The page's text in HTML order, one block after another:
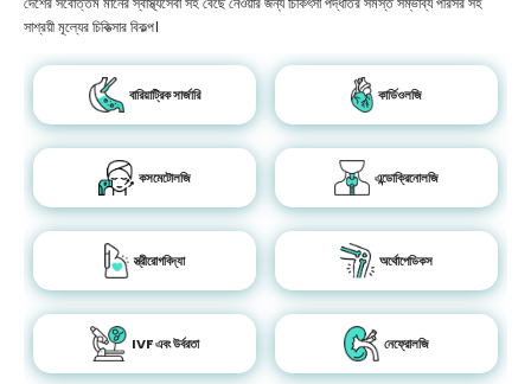
সাশ্রয়ী মূল্যের চিকিত্সার বিকল্প।
বারিয়াট্রিক সার্জারি কার্ডিওলজি
কসমেটোলজি এন্ডোক্রিনোলজি
স্ত্রীরোগবিদ্যা অর্থোপেডিকস
IVF এবং উর্বরতা নেফ্রোলজি